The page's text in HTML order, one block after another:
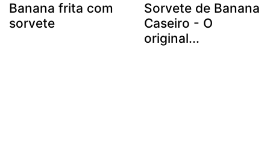
Banana frita com
sorvete
Sorvete de Banana
Caseiro - O
original...